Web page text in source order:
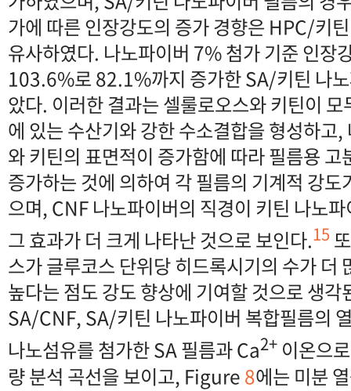
가에 따른 인장강도의 증가 경향은 HPC/키
유사하였다. 나노파이버 7% 첨가 기준 인장
103.6%로 82.1%까지 증가한 SA/키틴 나
았다. 이러한 결과는 셀룰로오스와 키틴이
에 있는 수산기와 강한 수소결합을 형성하고
와 키틴의 표면적이 증가함에 따라 필름용
증가하는 것에 의하여 각 필름의 기계적 강도
으며, CNF 나노파이버의 직경이 키틴 나노
그 효과가 더 크게 나타난 것으로 보인다.15
스가 글루코스 단위당 히드록시기의 수가 더
높다는 점도 강도 향상에 기여할 것으로 생각
SA/CNF, SA/키틴 나노파이버 복합필름의
나노섬유를 첨가한 SA 필름과 Ca2+ 이온으
량 분석 곡선을 보이고, Figure8에는 미분